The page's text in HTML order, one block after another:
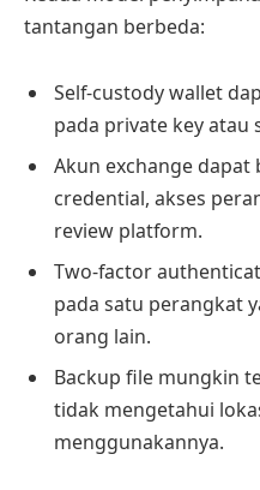
tantangan berbeda:
Self-custody wallet
pada private key atau
Akun exchange
credential, akses
review platform.
Two-factor
pada satu perangkat
orang lain.
Backup file mungkin
tidak mengetahui
menggunakannya.